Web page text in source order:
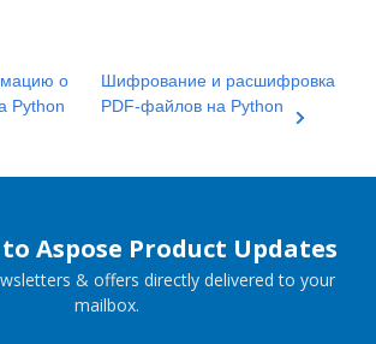
о
Python
Шифрование и расшифровка
PDF-файлов на Python
Aspose Product Updates
& offers directly delivered to your
mailbox.